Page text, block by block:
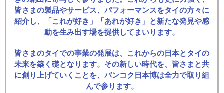
皆さまの製品やサービス、パフォーマンスをタイの方々に
紹介し、「これが好き」「あれが好き」と新たな発見や感
動を生み出す場を提供してまいります。
皆さまのタイでの事業の発展は、これからの日本とタイの
未来を築く礎となります。その新しい時代を、皆さまと共
に創り上げていくことを、バンコク日本博は全力で取り組
んで参ります。